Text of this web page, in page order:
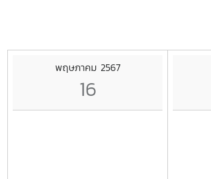
พฤษภาคม 2567
16